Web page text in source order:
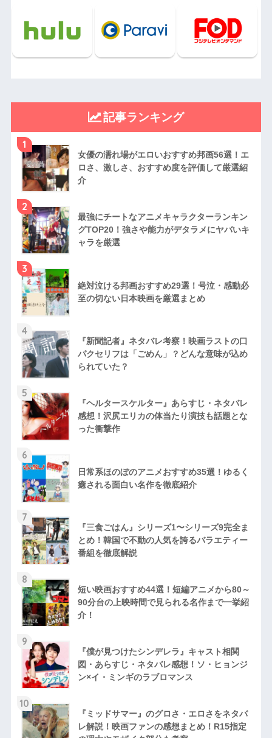
記事ランキング
1
女優の濡れ場がエロいおすすめ邦画56選！エ
ロさ、激しさ、おすすめ度を評価して厳選紹
介
2
最強にチートなアニメキャラクターランキン
グTOP20！強さや能力がデタラメにヤバいキ
ャラを厳選
3
絶対泣ける邦画おすすめ29選！号泣・感動必
至の切ない日本映画を厳選まとめ
4
『新聞記者』ネタバレ考察！映画ラストの口
パクセリフは「ごめん」？どんな意味が込め
られていた？
5
『ヘルタースケルター』あらすじ・ネタバレ
感想！沢尻エリカの体当たり演技も話題とな
った衝撃作
6
日常系ほのぼのアニメおすすめ35選！ゆるく
癒される面白い名作を徹底紹介
7
『三食ごはん』シリーズ1〜シリーズ9完全ま
とめ！韓国で不動の人気を誇るバラエティー
番組を徹底解説
8
短い映画おすすめ44選！短編アニメから80～
90分台の上映時間で見られる名作まで一挙紹
介！
9
『僕が見つけたシンデレラ』キャスト相関
図・あらすじ・ネタバレ感想！ソ・ヒョンジ
ン×イ・ミンギのラブロマンス
10
『ミッドサマー』のグロさ・エロさをネタバ
レ解説！映画ファンの感想まとめ！R15指定